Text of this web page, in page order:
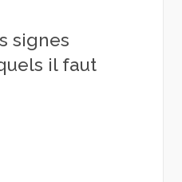
signes
il faut